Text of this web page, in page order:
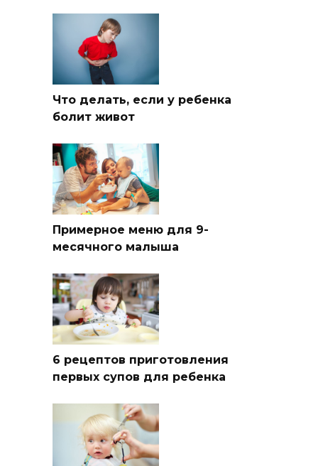
Что делать, если у ребенка
болит живот
Примерное меню для 9-
месячного малыша
6 рецептов приготовления
первых супов для ребенка